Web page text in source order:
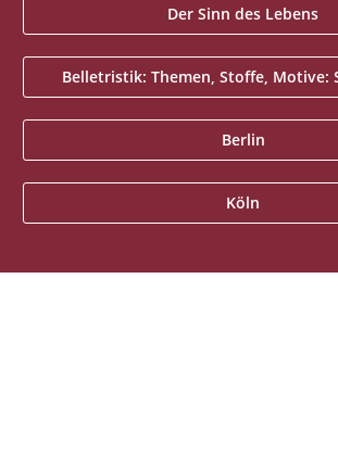
Der Sinn des Lebens
Belletristik: Themen, Stoffe, Motive:
Berlin
Köln